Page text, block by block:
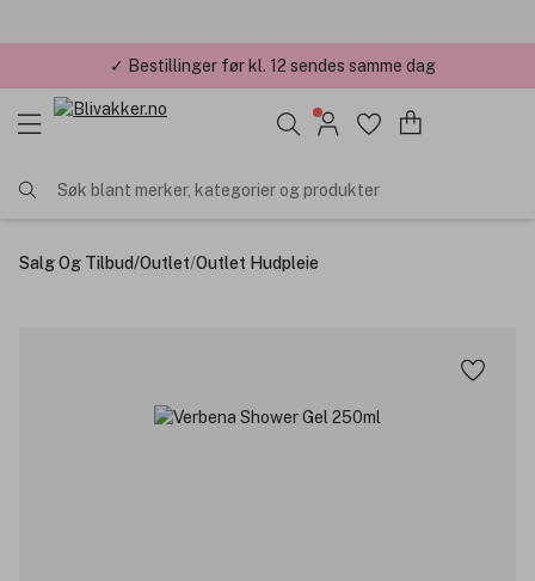
✓ Bestillinger før kl. 12 sendes samme dag
✓ Årets Nettbutikk 2026 og 2025
Søk blant merker, kategorier og produkter
Salg Og Tilbud/Outlet/Outlet Hudpleie